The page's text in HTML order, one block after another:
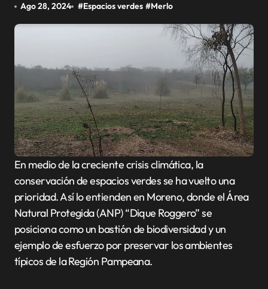
Ago 28, 2024 #Espacios verdes #Merlo
En medio de la creciente crisis climática, la
conservación de espacios verdes se ha vuelto una
prioridad. Así lo entienden en Moreno, donde el Área
Natural Protegida (ANP) “Dique Roggero” se
posiciona como un bastión de biodiversidad y un
ejemplo de esfuerzo por preservar los ambientes
típicos de la Región Pampeana.